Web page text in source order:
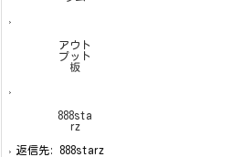
›
アウト
プット
板
›
888sta
rz
› 返信先: 888starz